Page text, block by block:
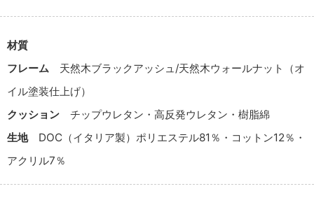
材質
フレーム 天然木ブラックアッシュ/天然木ウォールナット（オ
イル塗装仕上げ）
クッション チップウレタン・高反発ウレタン・樹脂綿
生地DOC（イタリア製）ポリエステル81％・コットン12％・
アクリル7％